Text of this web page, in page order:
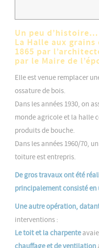
Un peu d’histoire…
La Halle aux grains
1865 par
par le Maire de
Elle est venue remplacer
ossature de bois.
Dans les années 1930, on
monde agricole et la halle
produits de bouche.
Dans les années 1960/70,
toiture est entrepris.
De gros travaux ont été
principalement consisté
Une autre opération,
interventions :
Le toit et la charpente